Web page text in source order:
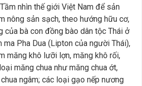
nhìn thế giới Việt Nam để sản
nông sản sạch, theo hướng hữu cơ,
của bà con đồng bào dân tộc Thái ở
ma Pha Dua (Lipton của người Thái),
măng khô lưỡi lợn, măng khô rối,
măng chua như măng chua ớt,
ngâm; các loại gạo nếp nương